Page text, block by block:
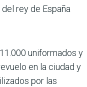
rey de España
uniformados y
en la ciudad y
por las